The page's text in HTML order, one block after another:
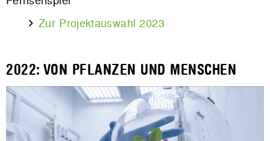
Zur Projektauswahl 2023
2022: VON PFLANZEN UND MENSCHEN